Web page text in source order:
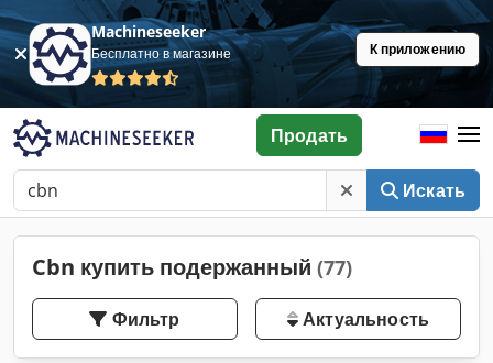
Machineseeker
Бесплатно в магазине К приложению
Искать
Продать
Cbn купить подержанный (77)
Фильтр Актуальность